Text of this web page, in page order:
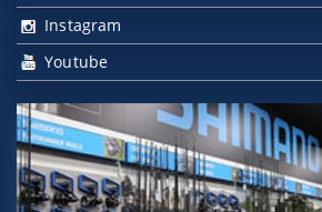
Instagram
Youtube